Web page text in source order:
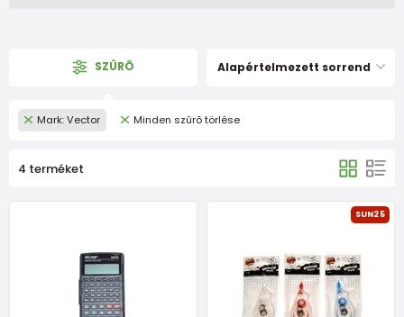
SZÛRÕ Alapértelmezett sorrend
Mark: Vector Minden szûrõ törlése
4 terméket
SUN25